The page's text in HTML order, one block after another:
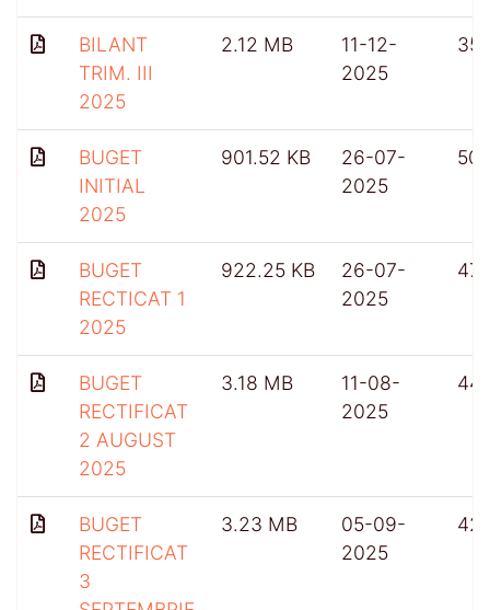
BILANT
TRIM. III
2025
2.12 MB
11-12-
2025
BUGET
INITIAL
2025
901.52 KB
26-07-
2025
BUGET
RECTICAT 1
2025
922.25 KB
26-07-
2025
BUGET
RECTIFICAT
2 AUGUST
2025
3.18 MB
11-08-
2025
BUGET
RECTIFICAT
3
3.23 MB
05-09-
2025